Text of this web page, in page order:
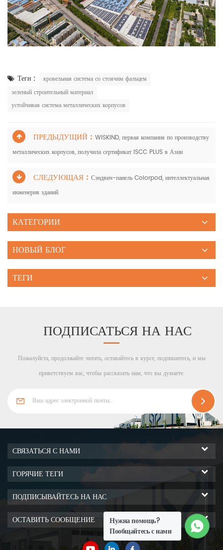
Теги :
кровельная система со стоячим фальцем
зеленый строительный материал
устойчивая система металлических корпусов
ПРЕДЫДУЩИЙ : WISKIND, первая компания по производству
металлических корпусов, получила сертификат ISCC PLUS в Азии
СЛЕДУЮЩАЯ : Сэндвич-панель Colorpod, интеллектуальная
инженерия зданий
КАТЕГОРИИ
НОВЫЙ БЛОГ
ТЕГИ
ПОДПИСАТЬСЯ НА НАС
Пожалуйста, продолжайте читать, оставайтесь в курсе, подпишитесь, и мы
приветствуем вас, чтобы рассказать нам, что вы думаете.
Нужна помощь?
Пообщайтесь с нами
СВЯЗАТЬСЯ С НАМИ
ГОРЯЧИЕ ТЕГИ
ПОДПИСЫВАЙТЕСЬ НА НАС
ОСТАВИТЬ СООБЩЕНИЕ